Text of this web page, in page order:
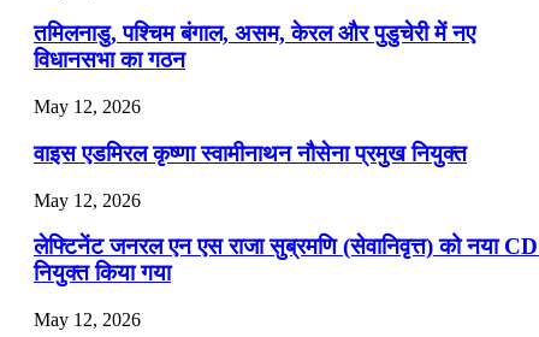
📝 डेली करेंट अफेयर्स: 16-18 जुलाई 2026
तमिलनाडु, पश्चिम बंगाल, असम, केरल और पुडुचेरी में नए
विधानसभा का गठन
May 12, 2026
वाइस एडमिरल कृष्णा स्वामीनाथन नौसेना प्रमुख नियुक्त
May 12, 2026
लेफ्टिनेंट जनरल एन एस राजा सुब्रमणि (सेवानिवृत्त) को नया
नियुक्त किया गया
May 12, 2026